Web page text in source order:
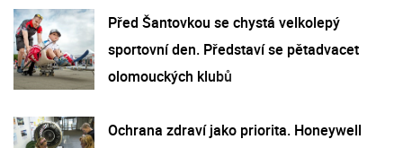
Před Šantovkou se chystá velkolepý
sportovní den. Představí se pětadvacet
olomouckých klubů
Ochrana zdraví jako priorita. Honeywell